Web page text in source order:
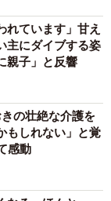
: ～恋愛こじら
（Amazon）
れています」甘え
主にダイブする姿
親子」と反響
の壮絶な介護を
しれない」と覚
感動